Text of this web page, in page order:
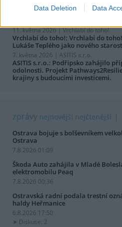
Data Deletion Data
14. května 2026 |
Výměna střešních oken jako krok k
11. května 2026 |Vrchlabí do toho!
Vrchlabí do toho!: Vrchlabí do
Lukáše Teplého jako nového
7. května 2026 | ASITIS s.r.o.
ASITIS s.r.o.: Podřipsko zahájilo
odolnosti. Projekt
krajiny s budoucími investicemi.
zprávy nejnovější nejčtenější
Ostrava bojuje s bolševníkem
Ostrava
7.8.2026 01:09
Škoda Auto zahájila v Mladé
elektromobilu Peaq
7.8.2026 00:36
Ostravská radní podala trestní
haldy Heřmanice
6.8.2026 17:50
Diskuse: 2